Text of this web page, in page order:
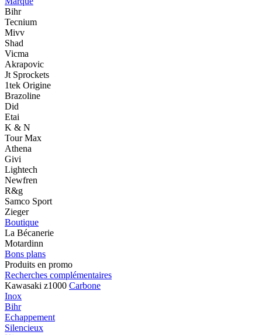
Bihr
Tecnium
Mivv
Shad
Vicma
Akrapovic
Jt Sprockets
1tek Origine
Brazoline
Did
Etai
K & N
Tour Max
Athena
Givi
Lightech
Newfren
R&g
Samco Sport
Zieger
Boutique
La Bécanerie
Motardinn
Bons plans
Produits en promo
Recherches complémentaires
Kawasaki z1000 Carbone
Inox
Bihr
Echappement
Silencieux